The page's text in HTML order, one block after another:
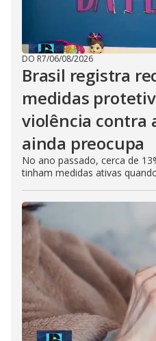
DO R7/06/08/2026
Brasil registra
medidas
violência contra
ainda preocupa
No ano passado, cerca de
tinham medidas ativas